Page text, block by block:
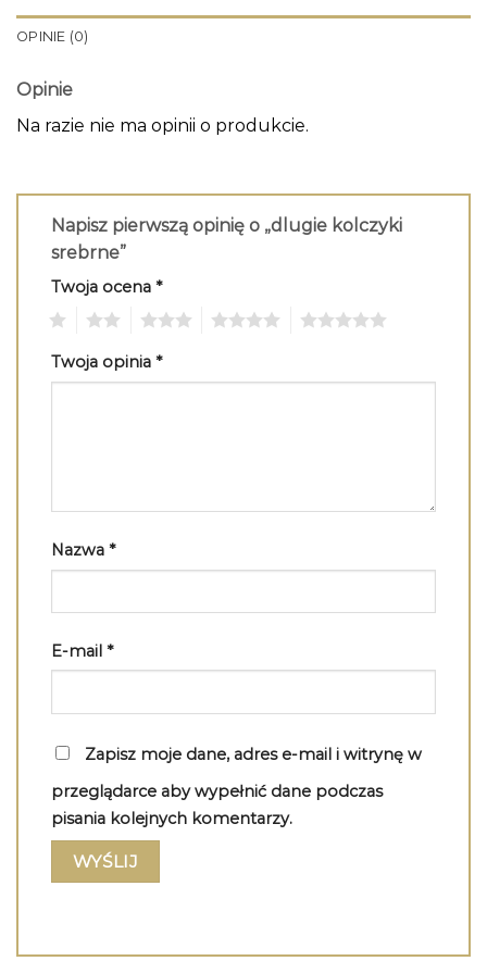
OPINIE (0)
Opinie
Na razie nie ma opinii o produkcie.
Napisz pierwszą opinię o „dlugie kolczyki
srebrne”
Twoja ocena *
Twoja opinia *
Nazwa *
E-mail *
Zapisz moje dane, adres e-mail i witrynę w
przeglądarce aby wypełnić dane podczas
pisania kolejnych komentarzy.